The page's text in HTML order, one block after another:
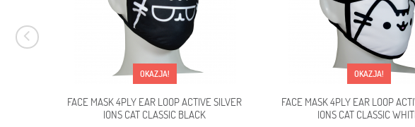
OKAZJA!
FACE MASK 4PLY EAR LOOP ACTIVE SILVER
IONS CAT CLASSIC BLACK
OKAZJA!
FACE MASK 4PLY EAR LOOP
IONS CAT CLASSIC